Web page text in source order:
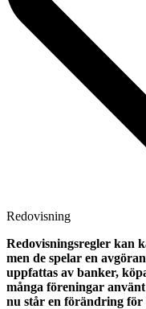
Redovisning
Redovisningsregler kan
men de spelar en
uppfattas av banker,
många föreningar
nu står en förändring för